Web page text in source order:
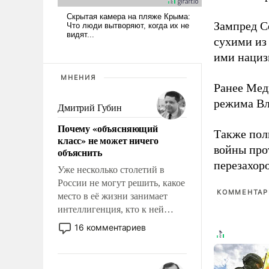
МНЕНИЯ
Дмитрий Губин
Почему «объясняющий
класс» не может ничего
объяснить
Уже несколько столетий в
России не могут решить, какое
место в её жизни занимает
интеллигенция, кто к ней
принадлежит, а кого из неё
исключили с правом
чем она отличается от просто
16 комментариев
Зампред
сухими из
ими
Ранее
режима
Также
войны